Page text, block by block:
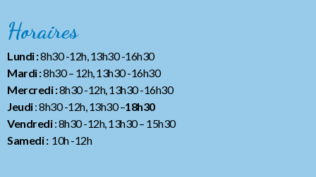
Horaires
Lundi :8h30 -12h, 13h30 -16h30
Mardi :8h30 – 12h, 13h30 -16h30
Mercredi :8h30 -12h, 13h30 -16h30
Jeudi: 8h30 -12h, 13h30 –18h30
Vendredi: 8h30 -12h, 13h30– 15h30
Samedi :10h -12h